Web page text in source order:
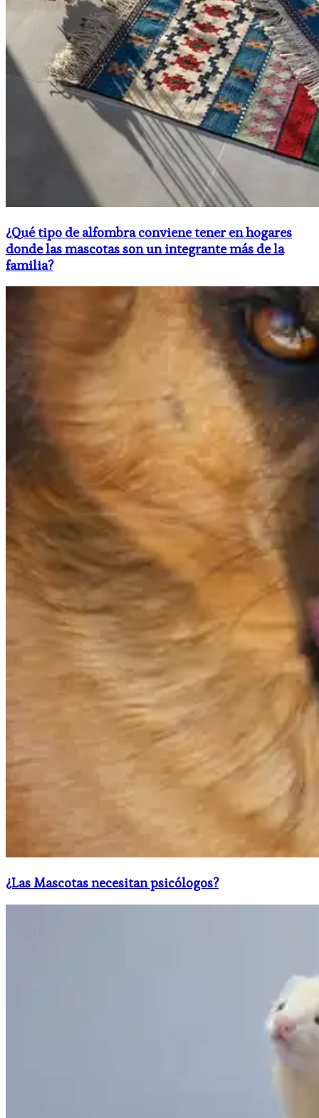
¿Qué tipo de alfombra conviene tener en hogares
donde las mascotas son un integrante más de la
familia?
¿Las Mascotas necesitan psicólogos?